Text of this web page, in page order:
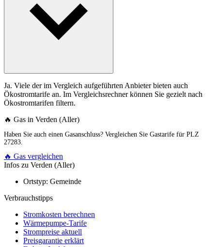
Ja. Viele der im Vergleich aufgeführten Anbieter bieten auch
Ökostromtarife an. Im Vergleichsrechner können Sie gezielt nach
Ökostromtarifen filtern.
🔥 Gas in Verden (Aller)
Haben Sie auch einen Gasanschluss? Vergleichen Sie Gastarife für PLZ
27283.
🔥 Gas vergleichen
Infos zu Verden (Aller)
Ortstyp: Gemeinde
Verbrauchstipps
Stromkosten berechnen
Wärmepumpe-Tarife
Strompreise aktuell
Preisgarantie erklärt